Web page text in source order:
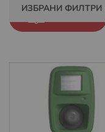
ИЗБРАНИ ФИЛТРИ